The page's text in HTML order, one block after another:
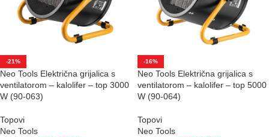
-21%
Neo Tools Električna grijalica s
ventilatorom – kalolifer – top 3000
W (90-063)
Topovi
Neo Tools
-16%
Neo Tools Električna grijalica s
ventilatorom – kalolifer – top 5000
W (90-064)
Topovi
Neo Tools